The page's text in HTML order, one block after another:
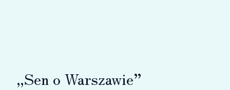
„Sen o Warszawie”